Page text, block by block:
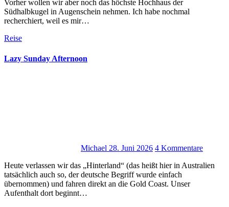
Vorher wollen wir aber noch das höchste Hochhaus der
Südhalbkugel in Augenschein nehmen. Ich habe nochmal
recherchiert, weil es mir…
Reise
Lazy Sunday Afternoon
Michael 28. Juni 2026 4 Kommentare
Heute verlassen wir das „Hinterland“ (das heißt hier in Australien
tatsächlich auch so, der deutsche Begriff wurde einfach
übernommen) und fahren direkt an die Gold Coast. Unser
Aufenthalt dort beginnt…